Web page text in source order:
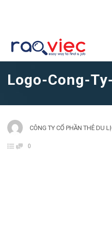
Logo-Cong-
CÔNG TY CỔ PHẦN THẺ DU
0